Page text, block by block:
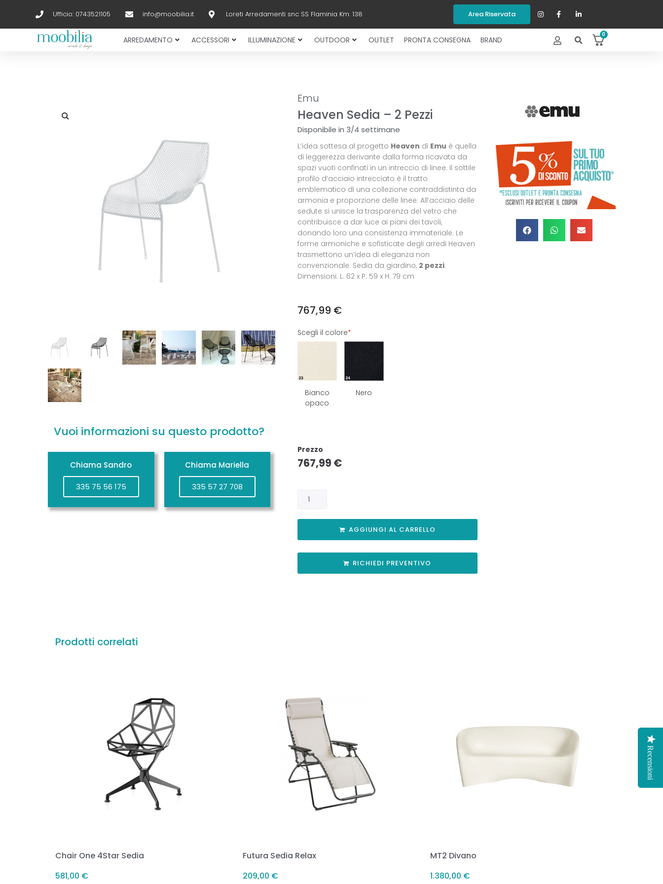
Ufficio: 0743521105 info@moobilia.it Loreti Arredamenti snc SS Flaminia Km. 138 Area Riservata
ARREDAMENTO ACCESSORI ILLUMINAZIONE OUTDOOR OUTLET PRONTA CONSEGNA BRAND
0
Vuoi informazioni su questo prodotto?
Chiama Sandro
335 75 56 175
Chiama Mariella
335 57 27 708
Emu
Heaven Sedia – 2 Pezzi
Disponibile in 3/4 settimane
L’idea sottesa al progetto Heaven di Emu è quella
di leggerezza derivante dalla forma ricavata da
spazi vuoti confinati in un intreccio di linee. Il sottile
profilo d’acciaio intrecciato è il tratto
emblematico di una collezione contraddistinta da
armonia e proporzione delle linee. All’acciaio delle
sedute si unisce la trasparenza del vetro che
contribuisce a dar luce ai piani dei tavoli,
donando loro una consistenza immateriale. Le
forme armoniche e sofisticate degli arredi Heaven
trasmettono un’idea di eleganza non
convenzionale. Sedia da giardino, 2 pezzi.
Dimensioni: L. 62 x P. 59 x H. 79 cm
767,99 €
Scegli il colore*
Bianco
opaco
Nero
Prezzo
767,99 €
AGGIUNGI AL CARRELLO
RICHIEDI PREVENTIVO
Prodotti correlati
Chair One 4Star Sedia
581,00 €
Futura Sedia Relax
209,00 €
MT2 Divano
1.380,00 €
Recensioni